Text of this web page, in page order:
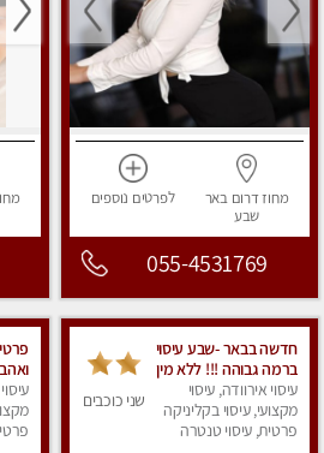
מחוז דרום באר
שבע
לפרטים נוספים
055-4531769
חדשה בבאר -שבע עיסוי
ברמה גבוהה !!! ללא מין
עיסוי אירוודה, עיסוי
מקצועי, עיסוי בקליניקה
פרטית, עיסוי טנטרה
שני כוכבים